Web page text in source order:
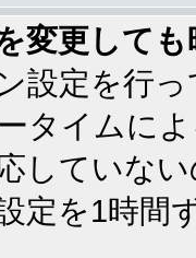
変更して
設定を行
タイムに
していな
定を1時間